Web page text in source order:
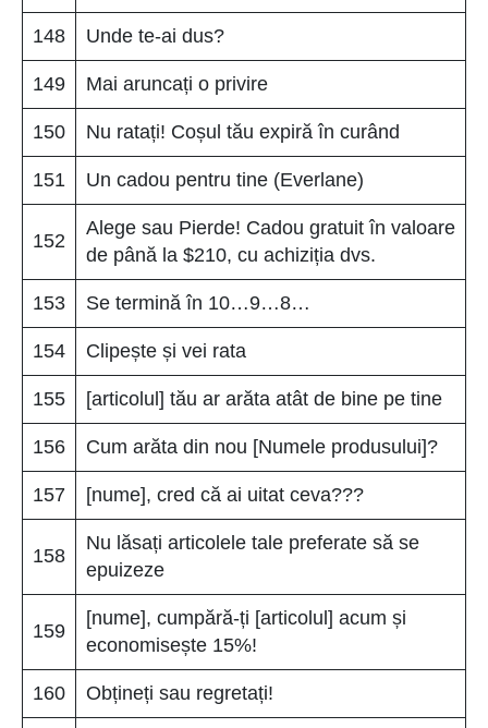
148 Unde te-ai dus?
149 Mai aruncați o privire
150 Nu ratați! Coșul tău expiră în curând
151 Un cadou pentru tine (Everlane)
152
Alege sau Pierde! Cadou gratuit în valoare
de până la $210, cu achiziția dvs.
153 Se termină în 10…9…8…
154 Clipește și vei rata
155 [articolul] tău ar arăta atât de bine pe tine
156 Cum arăta din nou [Numele produsului]?
157 [nume], cred că ai uitat ceva???
158
Nu lăsați articolele tale preferate să se
epuizeze
159
[nume], cumpără-ți [articolul] acum și
economisește 15%!
160 Obțineți sau regretați!